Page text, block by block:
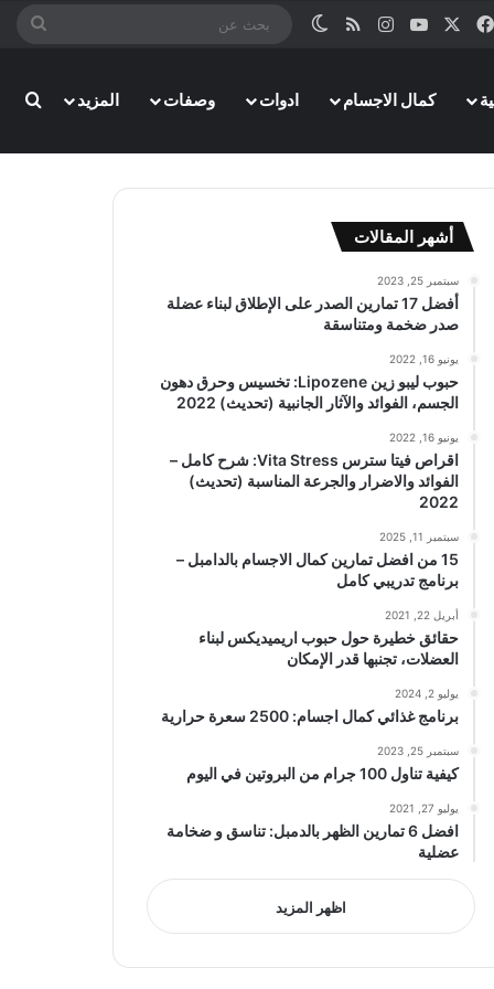
فيسبوك ‫YouTubeانستقرامملخص الموقع RSS
الوضع المظلم
كمال الاجسام ادوات وصفات المزيد
أشهر المقالات
سبتمبر 25, 2023
أفضل 17 تمارين الصدر على الإطلاق لبناء عضلة
صدر ضخمة ومتناسقة
يونيو 16, 2022
حبوب ليبو زين Lipozene: تخسيس وحرق دهون
الجسم، الفوائد والآثار الجانبية (تحديث) 2022
يونيو 16, 2022
اقراص فيتا سترس Vita Stress: شرح كامل –
الفوائد والاضرار والجرعة المناسبة (تحديث)
2022
سبتمبر 11, 2025
15 من افضل تمارين كمال الاجسام بالدامبل –
برنامج تدريبي كامل
أبريل 22, 2021
حقائق خطيرة حول حبوب اريميديكس لبناء
العضلات، تجنبها قدر الإمكان
يوليو 2, 2024
برنامج غذائي كمال اجسام: 2500 سعرة حرارية
سبتمبر 25, 2023
كيفية تناول 100 جرام من البروتين في اليوم
يوليو 27, 2021
افضل 6 تمارين الظهر بالدمبل: تناسق و ضخامة
عضلية
اظهر المزيد